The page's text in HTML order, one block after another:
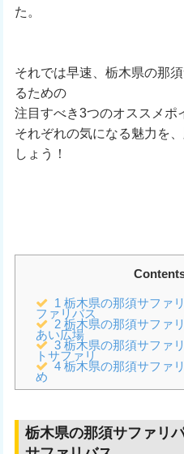
た。
それでは早速、栃木県の那
るための
注目すべき3つのオススメポ
それぞれの気になる魅力を
しょう！
1 栃木県の那須サフ
ファリバス
2栃木県の那須サフ
あい広場
3栃木県の那須サフ
トサファリ
4栃木県の那須サフ
め
栃木県の那須サファ